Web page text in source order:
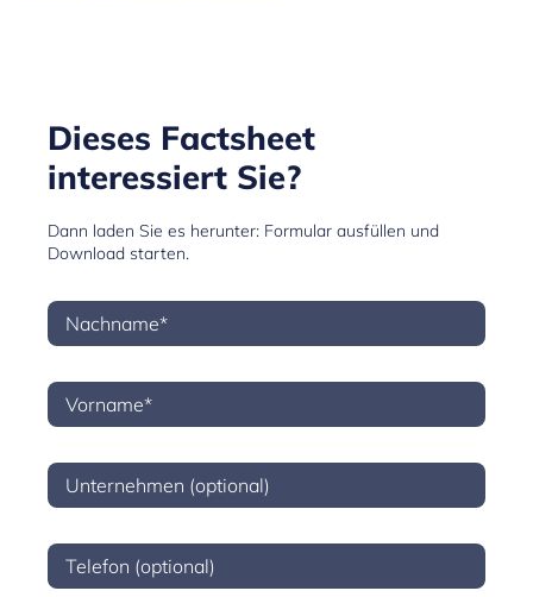
Dieses Factsheet
interessiert Sie?
Dann laden Sie es herunter: Formular ausfüllen und
Download starten.